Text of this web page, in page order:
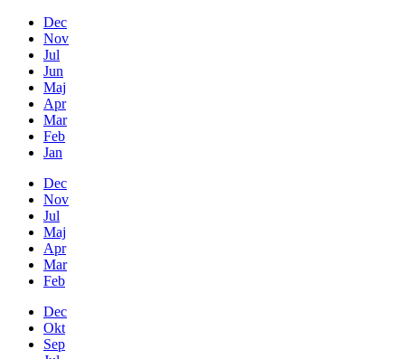
Dec
Nov
Jul
Jun
Maj
Apr
Mar
Feb
Jan
Dec
Nov
Jul
Maj
Apr
Mar
Feb
Dec
Okt
Sep